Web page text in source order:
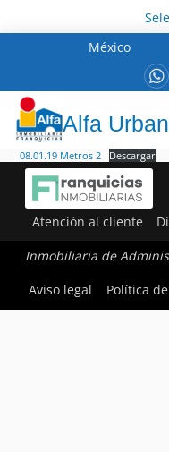
México
Alfa
08.01.19 Metros 2 Descargar
Atención al cliente
Inmobiliaria de
Aviso legal
Política